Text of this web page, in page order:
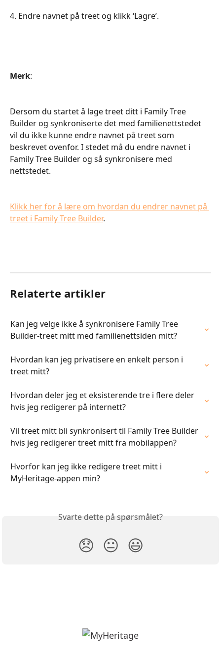
4. Endre navnet på treet og klikk ‘Lagre’.
Merk:
Dersom du startet å lage treet ditt i Family Tree
Builder og synkroniserte det med familienettstedet
vil du ikke kunne endre navnet på treet som
beskrevet ovenfor. I stedet må du endre navnet i
Family Tree Builder og så synkronisere med
nettstedet.
Klikk her for å lære om hvordan du endrer navnet på
treet i Family Tree Builder.
Relaterte artikler
Kan jeg velge ikke å synkronisere Family Tree
Builder-treet mitt med familienettsiden mitt?
Hvordan kan jeg privatisere en enkelt person i
treet mitt?
Hvordan deler jeg et eksisterende tre i flere deler
hvis jeg redigerer på internett?
Vil treet mitt bli synkronisert til Family Tree Builder
hvis jeg redigerer treet mitt fra mobilappen?
Hvorfor kan jeg ikke redigere treet mitt i
MyHeritage-appen min?
Svarte dette på spørsmålet?
😞 😐 😃